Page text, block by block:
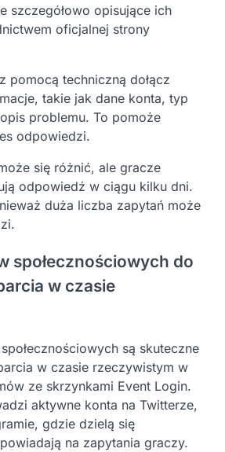
szczegółowo opisujące ich
oficjalnej strony
pomocą techniczną dołącz
takie jak dane konta, typ
problemu. To pomoże
odpowiedzi.
się różnić, ale gracze
odpowiedź w ciągu kilku dni.
duża liczba zapytań może
społecznościowych do
w czasie
są skuteczne
w czasie rzeczywistym w
ze skrzynkami Event Login.
aktywne konta na Twitterze,
gdzie dzielą się
na zapytania graczy.